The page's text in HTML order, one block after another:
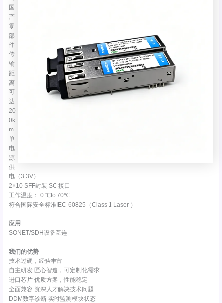
国
产
零
部
件
传
输
距
离
可
达
20
0k
m
单
电
源
供
电（3.3V）
2×10 SFF封装 SC 接口
工作温度： 0 ℃to 70℃
符合国际安全标准IEC-60825（Class 1 Laser ）
应用
SONET/SDH设备互连
我们的优势
技术过硬，经验丰富
自主研发 匠心智造，可定制化需求
进口芯片 优质方案，性能稳定
全面兼容 资深人才解决技术问题
DDM数字诊断 实时监测模块状态